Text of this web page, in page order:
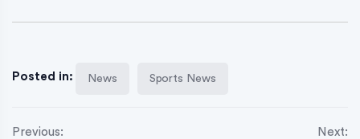
Posted in: News Sports News
Previous: Next: